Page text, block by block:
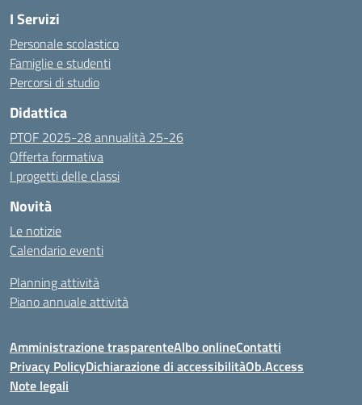
I Servizi
Personale scolastico
Famiglie e studenti
Percorsi di studio
Didattica
PTOF 2025-28 annualità 25-26
Offerta formativa
I progetti delle classi
Novità
Le notizie
Calendario eventi
Planning attività
Piano annuale attività
Amministrazione trasparenteAlbo onlineContatti
Privacy PolicyDichiarazione di accessibilitàOb.Access
Note legali